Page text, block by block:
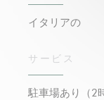
イタリアの
サービス
駐車場あり（2